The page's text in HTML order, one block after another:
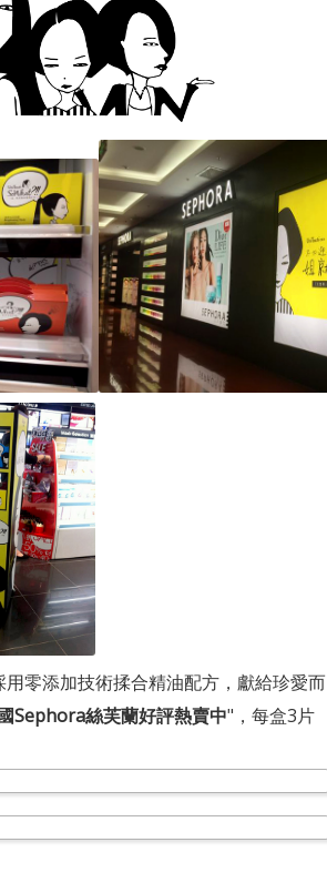
用零添加技術揉合精油配方，獻給珍愛而
Sephora絲芙蘭好評熱賣中"，每盒3片